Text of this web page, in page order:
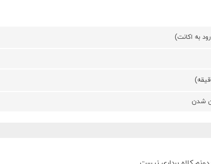
به اکانت)
شدن